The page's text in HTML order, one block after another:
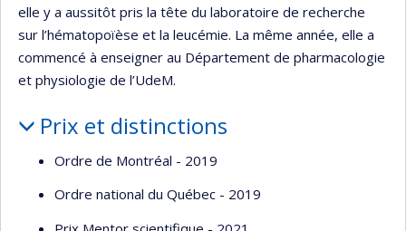
elle y a aussitôt pris la tête du laboratoire de recherche
sur l’hématopoïèse et la leucémie. La même année, elle a
commencé à enseigner au Département de pharmacologie
et physiologie de l’UdeM.
Prix et distinctions
Ordre de Montréal - 2019
Ordre national du Québec - 2019